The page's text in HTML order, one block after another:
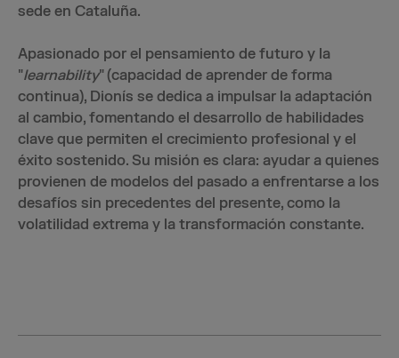
sede en Cataluña.
Apasionado por el pensamiento de futuro y la
"learnability" (capacidad de aprender de forma
continua), Dionís se dedica a impulsar la adaptación
al cambio, fomentando el desarrollo de habilidades
clave que permiten el crecimiento profesional y el
éxito sostenido. Su misión es clara: ayudar a quienes
provienen de modelos del pasado a enfrentarse a los
desafíos sin precedentes del presente, como la
volatilidad extrema y la transformación constante.